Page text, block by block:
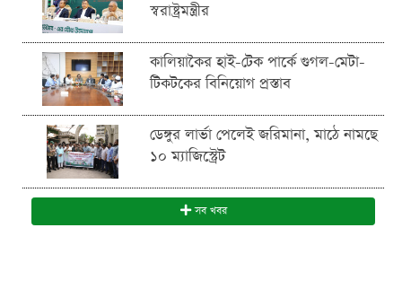
স্বরাষ্ট্রমন্ত্রীর
কালিয়াকৈর হাই-টেক পার্কে গুগল-মেটা-
টিকটকের বিনিয়োগ প্রস্তাব
ডেঙ্গুর লার্ভা পেলেই জরিমানা, মাঠে নামছে
১০ ম্যাজিস্ট্রেট
সব খবর